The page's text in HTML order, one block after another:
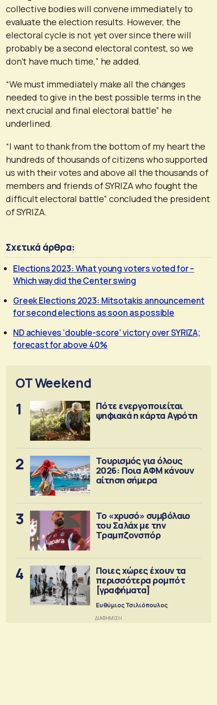
collective bodies will convene immediately to
evaluate the election results. However, the
electoral cycle is not yet over since there will
probably be a second electoral contest, so we
don’t have much time,” he added.
“We must immediately make all the changes
needed to give in the best possible terms in the
next crucial and final electoral battle” he
underlined.
“I want to thank from the bottom of my heart the
hundreds of thousands of citizens who supported
us with their votes and above all the thousands of
members and friends of SYRIZA who fought the
difficult electoral battle” concluded the president
of SYRIZA.
Σχετικά άρθρα:
Elections 2023: What young voters voted for –
Which way did the Center swing
Greek Elections 2023: Mitsotakis announcement
for second elections as soon as possible
ND achieves ‘double-score’ victory over SYRIZA;
forecast for above 40%
OT Weekend
1
Πότε ενεργοποιείται
ψηφιακά η κάρτα Αγρότη
2
Τουρισμός για όλους
2026: Ποια ΑΦΜ κάνουν
αίτηση σήμερα
3
Το «χρυσό» συμβόλαιο
του Σαλάχ με την
Τραμπζονσπόρ
4
Ποιες χώρες έχουν τα
περισσότερα ρομπότ
[γραφήματα]
Ευθύμιος Τσιλιόπουλος